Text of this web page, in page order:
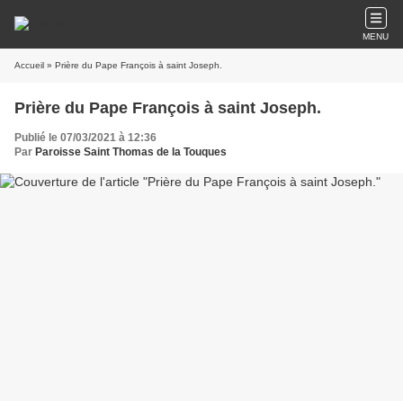
MENU
Accueil » Prière du Pape François à saint Joseph.
Prière du Pape François à saint Joseph.
Publié le 07/03/2021 à 12:36
Par Paroisse Saint Thomas de la Touques